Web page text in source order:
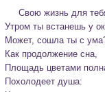
Свою жизнь для
Утром ты встанешь у
Может, сошла ты с
Как продолжение сна,
Площадь цветами
Похолодеет душа: